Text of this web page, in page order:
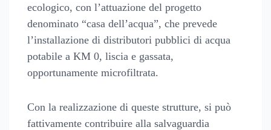
ecologico, con l’attuazione del progetto
denominato “casa dell’acqua”, che prevede
l’installazione di distributori pubblici di acqua
potabile a KM 0, liscia e gassata,
opportunamente microfiltrata.
Con la realizzazione di queste strutture, si può
fattivamente contribuire alla salvaguardia